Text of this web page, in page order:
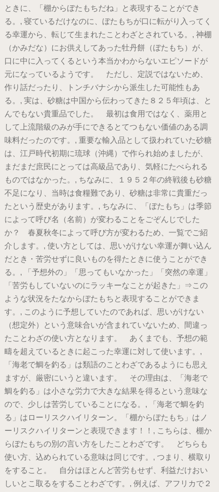
ときに、「棚からぼたもちだね」と表現することができ
る。, 寝ているだけなのに、ぼたもちが口に転がり入ってく
る幸運から、転じて生まれたことわざとされている。, 神棚
（かみだな）にお供えしてあった牡丹餅（ぼたもち）が、
口に中に入ってくるという本当かわからないエピソードが
元になっているようです。 ただし、定説ではないため、
作り話だったり、トンチバナシから派生した可能性もあ
る。, 実は、砂糖は中国から伝わってきた８２５年頃は、と
んでもない貴重品でした。 最初は食用ではなく、薬用と
して上流階級のみが手にできるとてつもない価値のある調
味料だったのです。, 重要な輸入品として扱われていた砂糖
は、江戸時代初期に琉球（沖縄）で作られ始めましたが、
まだまだ庶民にとっては高級品であり、気軽にたべられる
ものではなかった。, ちなみに、１９５２年の終戦後も砂糖
不足になり、当時は食糧難であり、砂糖は非常に貴重だっ
たという歴史があります。, ちなみに、「ぼたもち」は季節
によって呼び名（名前）が変わることをごぞんじでした
か？ 春夏秋冬によって呼び方が変わるため、一覧でご紹
介します。, 使い方としては、思いがけない幸運が舞い込ん
だとき・苦労せずに良いものを得たときに使うことができ
る。, 「予想外の」「思ってもいなかった」「突然の幸運」
「苦労もしていないのにラッキーなことが起きた」⇒この
ような状況をたなからぼたもちと表現することができま
す。, このように予想していたのであれば、思いがけない
（想定外）という意味合いが含まれていないため、間違っ
たことわざの使い方となります。 あくまでも、予想の範
疇を超えているときに起こった幸運に対して使います。,
「海老で鯛を釣る」は類語のことわざであるようにも思え
ますが、厳密にいうと違います。 その理由は、「海老で
鯛を釣る」は小さな労力で大きな結果を得るという意味な
ので、少しは苦労していることになる。, 「海老で鯛を釣
る」はローリスクハイリターン。「棚からぼたもち」はノ
ーリスクハイリターンと表現できます！！, こちらは、棚か
らぼたもちの別の言い方をしたことわざです。 どちらも
使い方、込められている意味は同じです。, つまり、横取り
をすること。 自分はほとんど苦労もせず、利益だけおい
しいとこ取るをすることわざです。, 例えば、アフリカで２